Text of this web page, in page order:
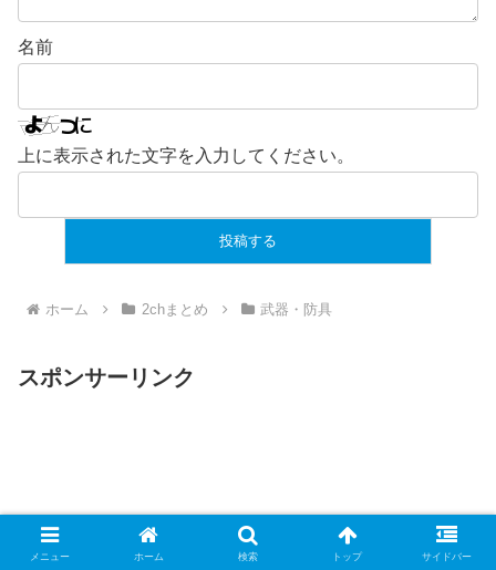
名前
上に表示された文字を入力してください。
ホーム 2chまとめ 武器・防具
スポンサーリンク
メニュー ホーム 検索 トップ サイドバー